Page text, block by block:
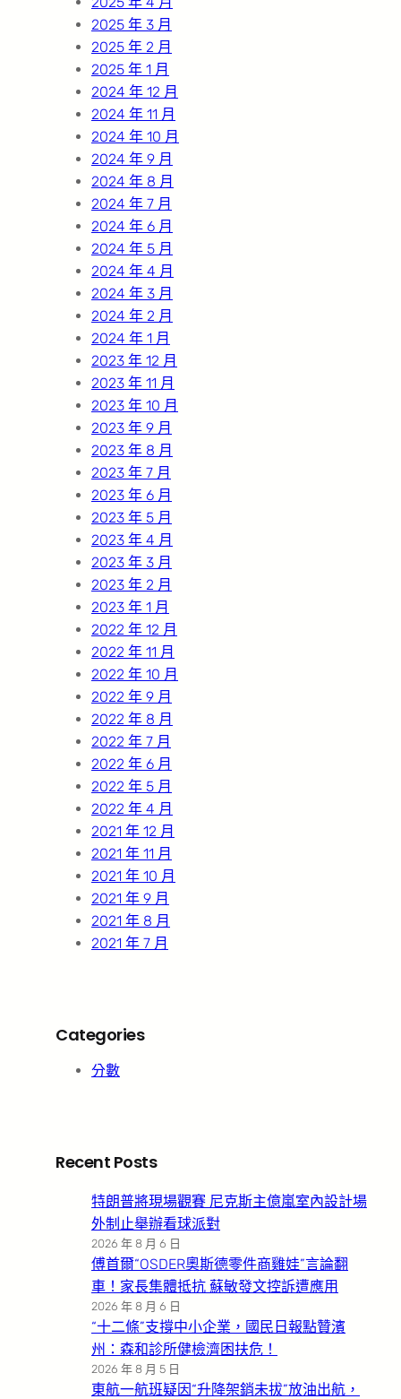
2025 年 3 月
2025 年 2 月
2025 年 1 月
2024 年 12 月
2024 年 11 月
2024 年 10 月
2024 年 9 月
2024 年 8 月
2024 年 7 月
2024 年 6 月
2024 年 5 月
2024 年 4 月
2024 年 3 月
2024 年 2 月
2024 年 1 月
2023 年 12 月
2023 年 11 月
2023 年 10 月
2023 年 9 月
2023 年 8 月
2023 年 7 月
2023 年 6 月
2023 年 5 月
2023 年 4 月
2023 年 3 月
2023 年 2 月
2023 年 1 月
2022 年 12 月
2022 年 11 月
2022 年 10 月
2022 年 9 月
2022 年 8 月
2022 年 7 月
2022 年 6 月
2022 年 5 月
2022 年 4 月
2021 年 12 月
2021 年 11 月
2021 年 10 月
2021 年 9 月
2021 年 8 月
2021 年 7 月
Categories
分數
Recent Posts
特朗普將現場觀賽 尼克斯主億嵐室內設計場
外制止舉辦看球派對
2026 年 8 月 6 日
傅首爾“OSDER奧斯德零件商雞娃”言論翻
車！家長集體抵抗 蘇敏發文控訴遭應用
2026 年 8 月 6 日
“十二條”支撐中小企業，國民日報點贊濱
州：森和診所健檢濟困扶危！
2026 年 8 月 5 日
東航一航班疑因“升降架銷未拔”放油出航，